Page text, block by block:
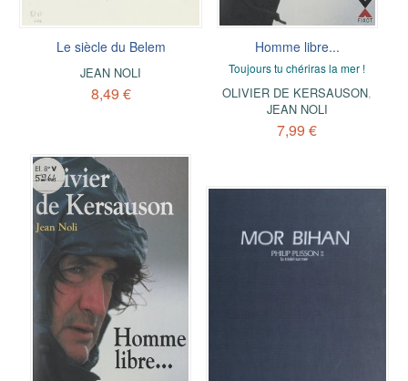
Le siècle du Belem
JEAN NOLI
8,49 €
Homme libre...
Toujours tu chériras la mer !
OLIVIER DE KERSAUSON,
JEAN NOLI
7,99 €